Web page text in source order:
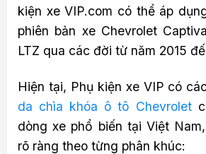
kiện xe VIP.com có thể áp
phiên bản xe Chevrolet
LTZ qua các đời từ năm 2015
Hiện tại, Phụ kiện xe VIP có
da chìa khóa ô tô Chevrolet
dòng xe phổ biến tại Việt
rõ ràng theo từng phân khúc: